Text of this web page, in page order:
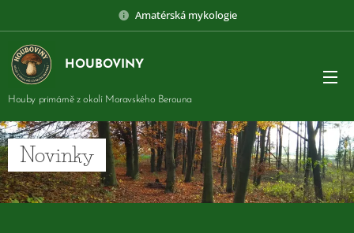
Amatérská mykologie
HOUBOVINY
Houby primárně z okolí Moravského Berouna
Novinky